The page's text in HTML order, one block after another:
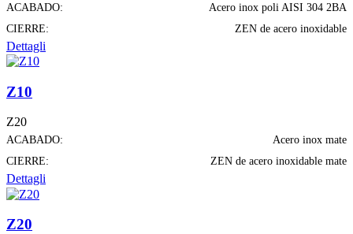
ACABADO:
Acero inox poli AISI 304 2BA
CIERRE:
ZEN de acero inoxidable
Dettagli
Z10
Z20
ACABADO:
Acero inox mate
CIERRE:
ZEN de acero inoxidable mate
Dettagli
Z20